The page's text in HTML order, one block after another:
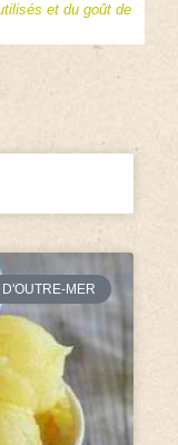
et du goût de
MER